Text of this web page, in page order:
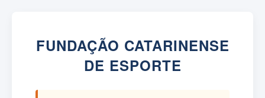
FUNDAÇÃO CATARINENSE
DE ESPORTE